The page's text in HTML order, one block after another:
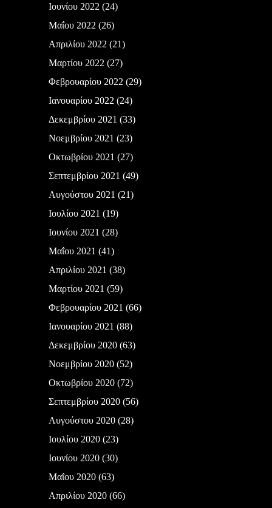
Ιουνίου 2022 (24)
Μαΐου 2022 (26)
Απριλίου 2022 (21)
Μαρτίου 2022 (27)
Φεβρουαρίου 2022 (29)
Ιανουαρίου 2022 (24)
Δεκεμβρίου 2021 (33)
Νοεμβρίου 2021 (23)
Οκτωβρίου 2021 (27)
Σεπτεμβρίου 2021 (49)
Αυγούστου 2021 (21)
Ιουλίου 2021 (19)
Ιουνίου 2021 (28)
Μαΐου 2021 (41)
Απριλίου 2021 (38)
Μαρτίου 2021 (59)
Φεβρουαρίου 2021 (66)
Ιανουαρίου 2021 (88)
Δεκεμβρίου 2020(63)
Νοεμβρίου 2020(52)
Οκτωβρίου 2020(72)
Σεπτεμβρίου 2020(56)
Αυγούστου 2020(28)
Ιουλίου 2020(23)
Ιουνίου 2020(30)
Μαΐου 2020(63)
Απριλίου 2020(66)